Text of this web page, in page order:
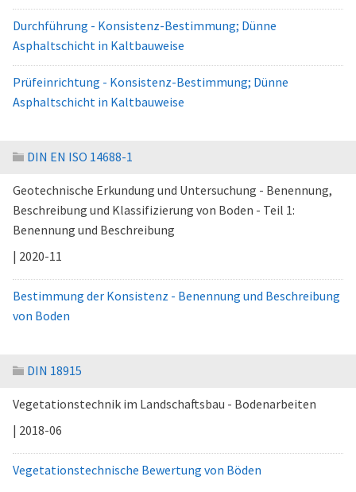
Durchführung - Konsistenz-Bestimmung; Dünne
Asphaltschicht in Kaltbauweise
Prüfeinrichtung - Konsistenz-Bestimmung; Dünne
Asphaltschicht in Kaltbauweise
DIN EN ISO 14688-1
Geotechnische Erkundung und Untersuchung - Benennung,
Beschreibung und Klassifizierung von Boden - Teil 1:
Benennung und Beschreibung
| 2020-11
Bestimmung der Konsistenz - Benennung und Beschreibung
von Boden
DIN 18915
Vegetationstechnik im Landschaftsbau - Bodenarbeiten
| 2018-06
Vegetationstechnische Bewertung von Böden